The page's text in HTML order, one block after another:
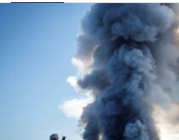
Москва может превратиться в
темноту, спрогнозировал военный
59,8 т.
Банки "готовятся" к новому
доллара: украинцам
чего ожидать